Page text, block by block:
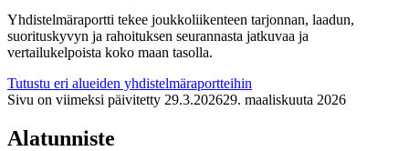
Yhdistelmäraportti tekee joukkoliikenteen tarjonnan, laadun,
suorituskyvyn ja rahoituksen seurannasta jatkuvaa ja
vertailukelpoista koko maan tasolla.
Tutustu eri alueiden yhdistelmäraportteihin
Sivu on viimeksi päivitetty 29.3.202629. maaliskuuta 2026
Alatunniste